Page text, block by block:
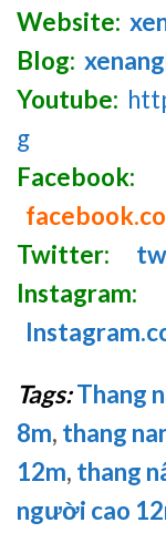
Website:
Blog:
Youtube:
g
Facebook:
Twitter:
Instagram:
Tags:Thang
8m, thang
12m, thang
người cao